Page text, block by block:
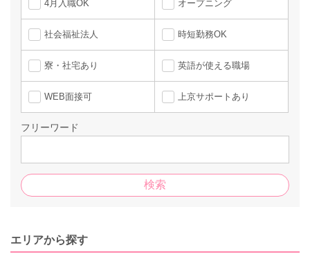
4月入職OK オープニング
社会福祉法人 時短勤務OK
寮・社宅あり 英語が使える職場
WEB面接可 上京サポートあり
フリーワード
エリアから探す